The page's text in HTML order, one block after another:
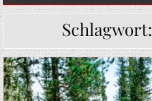
Schlagwort:
Posted in